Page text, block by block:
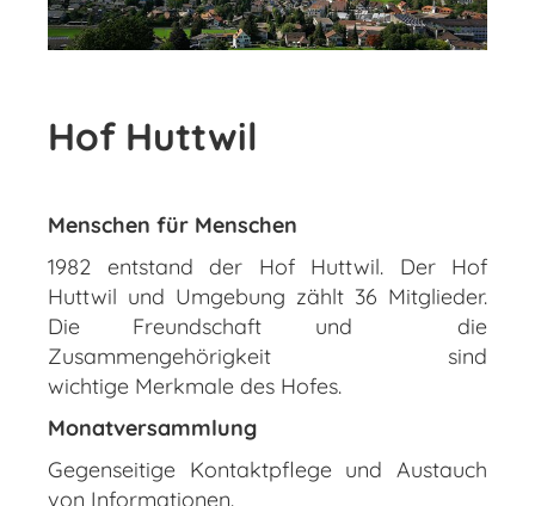
Hof Huttwil
Menschen für Menschen
1982 entstand der Hof Huttwil. Der Hof
Huttwil und Umgebung zählt 36 Mitglieder.
Die Freundschaft und die
Zusammengehörigkeit sind
wichtige Merkmale des Hofes.
Monatversammlung
Gegenseitige Kontaktpflege und Austauch
von Informationen.